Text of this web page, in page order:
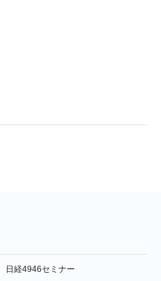
日経4946セミナー